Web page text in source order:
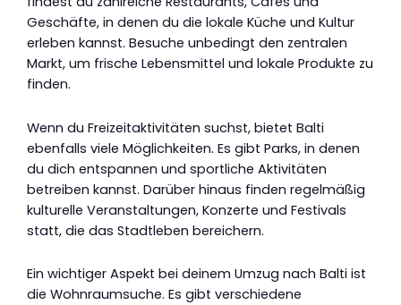
Geschäfte, in denen du die lokale Küche und Kultur
erleben kannst. Besuche unbedingt den zentralen
Markt, um frische Lebensmittel und lokale Produkte zu
finden.
Wenn du Freizeitaktivitäten suchst, bietet Balti
ebenfalls viele Möglichkeiten. Es gibt Parks, in denen
du dich entspannen und sportliche Aktivitäten
betreiben kannst. Darüber hinaus finden regelmäßig
kulturelle Veranstaltungen, Konzerte und Festivals
statt, die das Stadtleben bereichern.
Ein wichtiger Aspekt bei deinem Umzug nach Balti ist
die Wohnraumsuche. Es gibt verschiedene